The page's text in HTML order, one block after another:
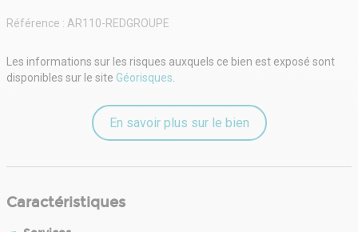
Prélèvement automatique trimestriel d'avance.
rédaction du bail et à l'état des lieux.
Contact : Anaïs Rousseau
anais@red-groupe.fr
Agent commercial (Entreprise individuelle)
RSAC 79540882200026
RED GROUPE spécialiste en immobilier d'entreprise et
accompagne pour vos recherches de locaux professionnels,
Référence : AR110-REDGROUPE
Les informations sur les risques auxquels ce bien est exposé sont
disponibles sur le site Géorisques.
En savoir plus sur le bien
Caractéristiques